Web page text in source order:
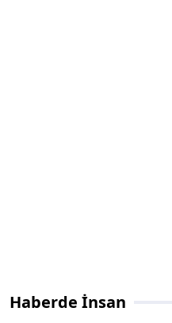
Haberde İnsan